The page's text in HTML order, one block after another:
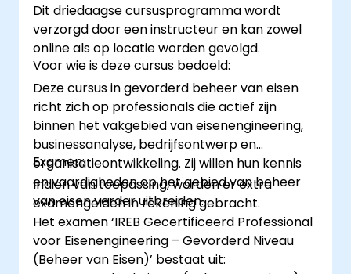
Dit driedaagse cursusprogramma wordt
verzorgd door een instructeur en kan zowel
online als op locatie worden gevolgd.
Voor wie is deze cursus bedoeld:
Deze cursus in gevorderd beheer van eisen
richt zich op professionals die actief zijn
binnen het vakgebied van eisenengineering,
businessanalyse, bedrijfsontwerp en
organisatieontwikkeling. Zij willen hun kennis
en vaardigheden op het gebied van beheer
van eisen verder uitbreiden.
Examen:
Indien van toepassing, worden er extra
examengelden in rekening gebracht.
Het examen ‘IREB Gecertificeerd Professional
voor Eisenengineering – Gevorderd Niveau
(Beheer van Eisen)’ bestaat uit: